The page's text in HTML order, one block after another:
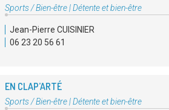
Type
:
Sports / Bien-être|Détente et bien-être
Jean-Pierre CUISINIER
06 23 20 56 61
EN CLAP’ARTÉ
Type
Sports / Bien-être|Détente et bien-être